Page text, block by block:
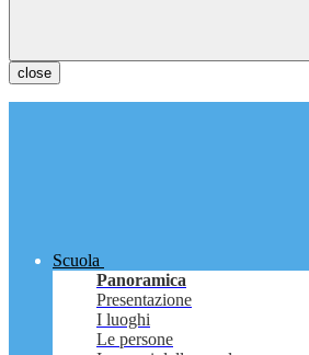
close
Scuola
Panoramica
Presentazione
I luoghi
Le persone